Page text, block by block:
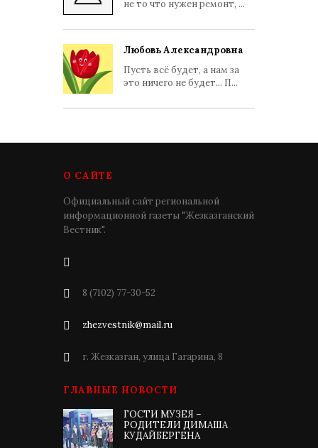
не то что нужен ремонт, ...
Любовь Александровна
Пусть всё будет, а нам за
это ничего не будет... П...
О САЙТЕ
Официальный сайт региональной
информационной газеты "Жезказганский
Вестник".
8 (7102) 77-30-52
zhezvestnik@mail.ru
г. Жезказган, улица Гагарина, 8
ГЛАВНЫЕ НОВОСТИ
ГОСТИ МУЗЕЯ –
РОДИТЕЛИ ДИМАША
КУДАЙБЕРГЕНА